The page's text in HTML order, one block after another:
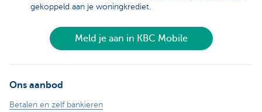
gekoppeld aan je woningkrediet.
Meld je aan in KBC Mobile
Ons aanbod
Betalen en zelf bankieren